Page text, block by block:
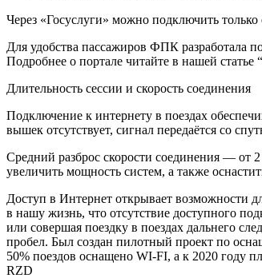
Через «Госуслуги» можно подключить только
Для удобства пассажиров ФПК разработала
Подробнее о портале читайте в нашей
Длительность сессии и скорость соединения
Подключение к интернету в поездах
вышек отсутствует, сигнал передаётся со
Средний разброс скорости соединения — от
увеличить мощность систем, а также
Доступ в Интернет открывает возможности
в нашу жизнь, что отсутствие доступного
или совершая поездку в поездах дальнего
пробел. Был создан пилотный проект по
50% поездов оснащено WI-FI, а к 2020 году
RZD